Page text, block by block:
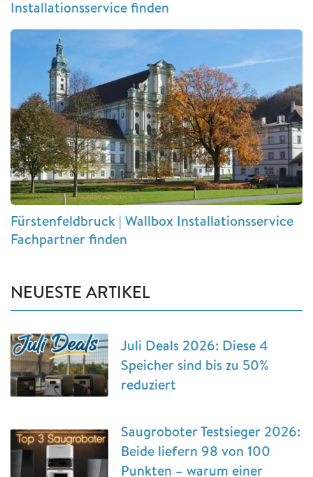
Installationsservice finden
Fürstenfeldbruck | Wallbox Installationsservice
Fachpartner finden
NEUESTE ARTIKEL
Juli Deals 2026: Diese 4
Speicher sind bis zu 50%
reduziert
Saugroboter Testsieger 2026:
Beide liefern 98 von 100
Punkten – warum einer